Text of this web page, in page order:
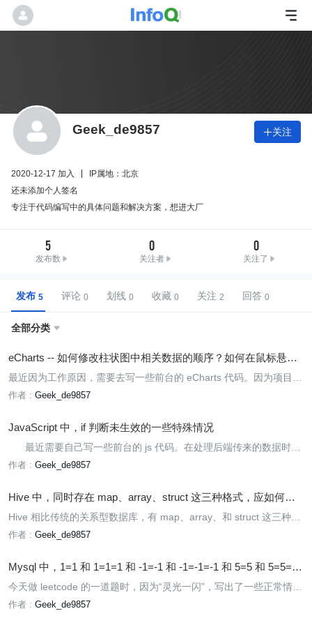
Geek_de9857 关注
2020-12-17 加入
IP属地：北京
还未添加个人签名
专注于代码编写中的具体问题和解决方案，想进大厂
5
发布数
0
关注者
0
关注了
发布 评论 划线 收藏 关注 回答
全部分类 
eCharts -- 如何修改柱状图中相关数据的顺序？如何在鼠标悬浮
时增加百分比信息？如何为柱状图设置分组？
最近因为工作原因，需要去写一些前台的 eCharts 代码。因为项目需
求，需要实现一些特殊的效果：对数据进行分组、鼠标悬浮在柱状图
需求，有点头疼...
作者 : Geek_de9857
JavaScript 中，if 判断未生效的一些特殊情况
最近需要自己写一些前台的 js 代码。在处理后端传来的数据时，
需要做校验，在校验过程中发现了一些有意思的情况，这些情况会使
作者 : Geek_de9857
Hive 中，同时存在 map、array、struct 这三种格式，应如何在
建表语句中指定分隔符？
Hive 相比传统的关系型数据库，有 map、array、和 struct 这三种数
据格式。如果一张表中同时存在这三种格式，建表时应该如何指定分
作者 : Geek_de9857
Mysql 中，1=1 和 1=1=1 和 -1=-1 和 -1=-1=-1 和 5=5 和 5=5=5
有什么区别
今天做 leetcode 的一道题时，因为“灵光一闪”，写出了一些正常情况
下不会写出来的代码，然后获得了一些意想不到的结果。突然就来了
作者 : Geek_de9857